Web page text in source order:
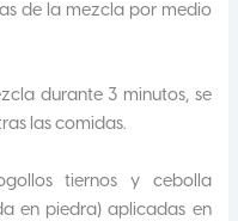
de la mezcla por medio
durante 3 minutos, se
las comidas.
tiernos y cebolla
en piedra) aplicadas en